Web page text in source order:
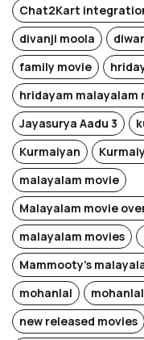
Chat2Kart
divanji moola
family movie
hridayam malayalam
Jayasurya Aadu 3
Kurmaiyan
malayalam movie
Malayalam movie
malayalam movies
Mammooty's
mohanlal
new released movies